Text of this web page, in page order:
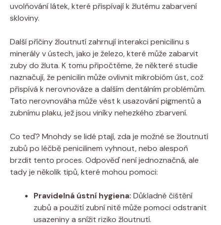
uvolňování látek, které přispívají k žlutému zabarvení
skloviny.
Další příčiny žloutnutí zahrnují interakci penicilinu s
minerály v ústech, jako je železo, které může zabarvit
zuby do žluta. K tomu připočtěme, že některé studie
naznačují, že penicilin může ovlivnit mikrobióm úst, což
přispívá k nerovnováze a dalším dentálním problémům.
Tato nerovnováha může vést k usazování pigmentů a
zubnímu plaku, jež jsou viníky nehezkého zbarvení.
Co teď? Mnohdy se lidé ptají, zda je možné se žloutnutí
zubů po léčbě penicilinem vyhnout, nebo alespoň
brzdit tento proces. Odpověď není jednoznačná, ale
tady je několik tipů, které mohou pomoci:
Pravidelná ústní hygiena: Důkladné čištění
zubů a použití zubní nitě může pomoci odstranit
usazeniny a snížit riziko žloutnutí.